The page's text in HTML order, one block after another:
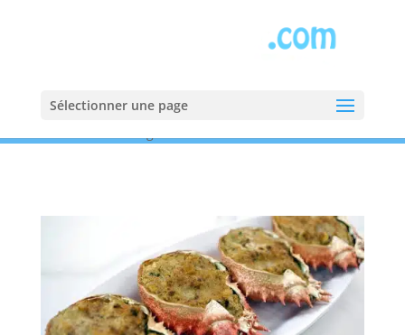
Sélectionner une page